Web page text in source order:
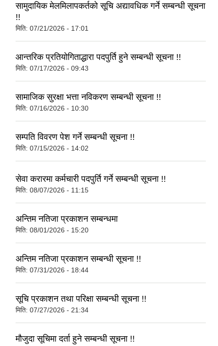
सामुदायिक मेलमिलापकर्तको सूचि अद्यावधिक गर्ने सम्बन्धी सूचना
!!
मिति: 07/21/2026 - 17:01
आन्तरिक प्रतियोगिताद्धारा पदपुर्ति हुने सम्बन्धी सूचना !!
मिति: 07/17/2026 - 09:43
सामाजिक सुरक्षा भत्ता नविकरण सम्बन्धी सूचना !!
मिति: 07/16/2026 - 10:30
सम्पति विवरण पेश गर्ने सम्बन्धी सूचना !!
मिति: 07/15/2026 - 14:02
सेवा करारमा कर्मचारी पदपुर्ति गर्ने सम्बन्धी सूचना !!
मिति: 08/07/2026 - 11:15
अन्तिम नतिजा प्रकाशन सम्बन्धमा
मिति: 08/01/2026 - 15:20
अन्तिम नतिजा प्रकाशन सम्बन्धी सूचना !!
मिति: 07/31/2026 - 18:44
सूचि प्रकाशन तथा परिक्षा सम्बन्धी सूचना !!
मिति: 07/27/2026 - 21:34
मौजुदा सूचिमा दर्ता हुने सम्बन्धी सूचना !!